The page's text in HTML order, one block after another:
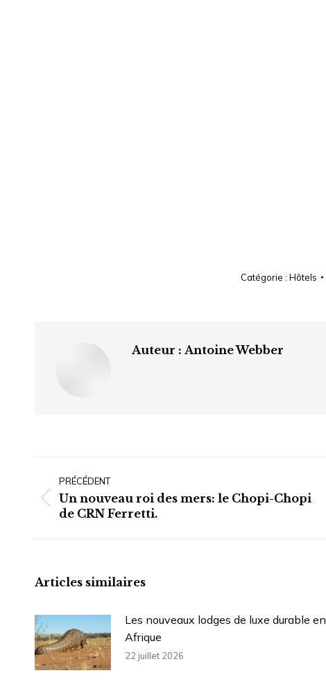
Catégorie : Hôtels
Auteur : Antoine Webber
articlePRÉCÉDENT
Article
précédent
Un nouveau roi des mers: le Chopi-Chopi
de CRN Ferretti.
Articles similaires
Les nouveaux lodges de luxe durable en
Afrique
22 juillet 2026